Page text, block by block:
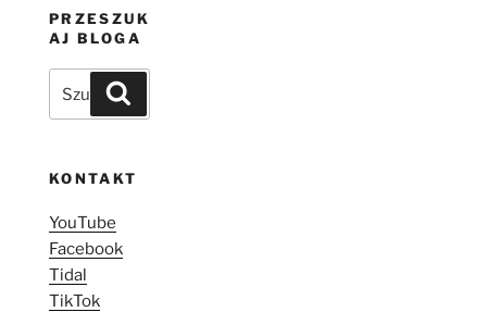
PRZESZUK
AJ BLOGA
Szukaj:
KONTAKT
YouTube
Facebook
Tidal
TikTok